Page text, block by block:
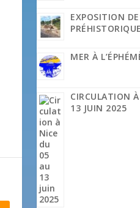
EXPOSITION
MER À
CIRCULATION
13 JUIN 2025